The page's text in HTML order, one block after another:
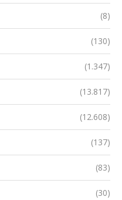
(8)
(130)
(1.347)
(13.817)
(12.608)
(137)
(83)
(30)